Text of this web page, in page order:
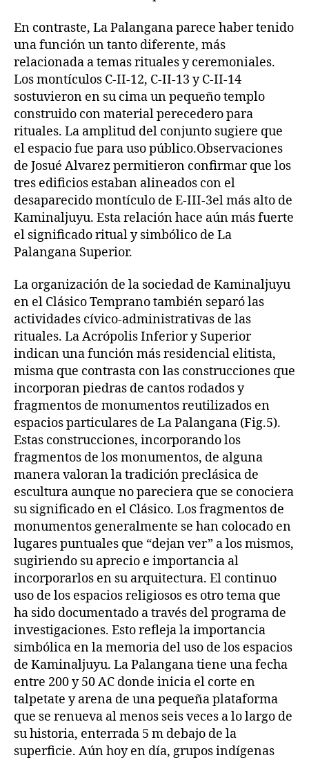
En contraste, La Palangana parece haber tenido
una función un tanto diferente, más
relacionada a temas rituales y ceremoniales.
Los montículos C-II-12, C-II-13 y C-II-14
sostuvieron en su cima un pequeño templo
construido con material perecedero para
rituales. La amplitud del conjunto sugiere que
el espacio fue para uso público.Observaciones
de Josué Alvarez permitieron confirmar que los
tres edificios estaban alineados con el
desaparecido montículo de E-III-3el más alto de
Kaminaljuyu. Esta relación hace aún más fuerte
el significado ritual y simbólico de La
Palangana Superior.
La organización de la sociedad de Kaminaljuyu
en el Clásico Temprano también separó las
actividades cívico-administrativas de las
rituales. La Acrópolis Inferior y Superior
indican una función más residencial elitista,
misma que contrasta con las construcciones que
incorporan piedras de cantos rodados y
fragmentos de monumentos reutilizados en
espacios particulares de La Palangana (Fig.5).
Estas construcciones, incorporando los
fragmentos de los monumentos, de alguna
manera valoran la tradición preclásica de
escultura aunque no pareciera que se conociera
su significado en el Clásico. Los fragmentos de
monumentos generalmente se han colocado en
lugares puntuales que “dejan ver” a los mismos,
sugiriendo su aprecio e importancia al
incorporarlos en su arquitectura. El continuo
uso de los espacios religiosos es otro tema que
ha sido documentado a través del programa de
investigaciones. Esto refleja la importancia
simbólica en la memoria del uso de los espacios
de Kaminaljuyu. La Palangana tiene una fecha
entre 200 y 50 AC donde inicia el corte en
talpetate y arena de una pequeña plataforma
que se renueva al menos seis veces a lo largo de
su historia, enterrada 5 m debajo de la
superficie. Aún hoy en día, grupos indígenas